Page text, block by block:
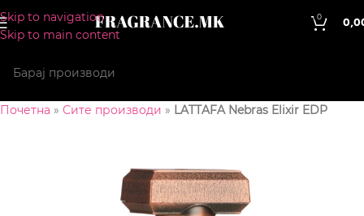
Skip to navigation
Skip to main content
0
Почетна » Сите производи » LATTAFA Nebras Elixir EDP